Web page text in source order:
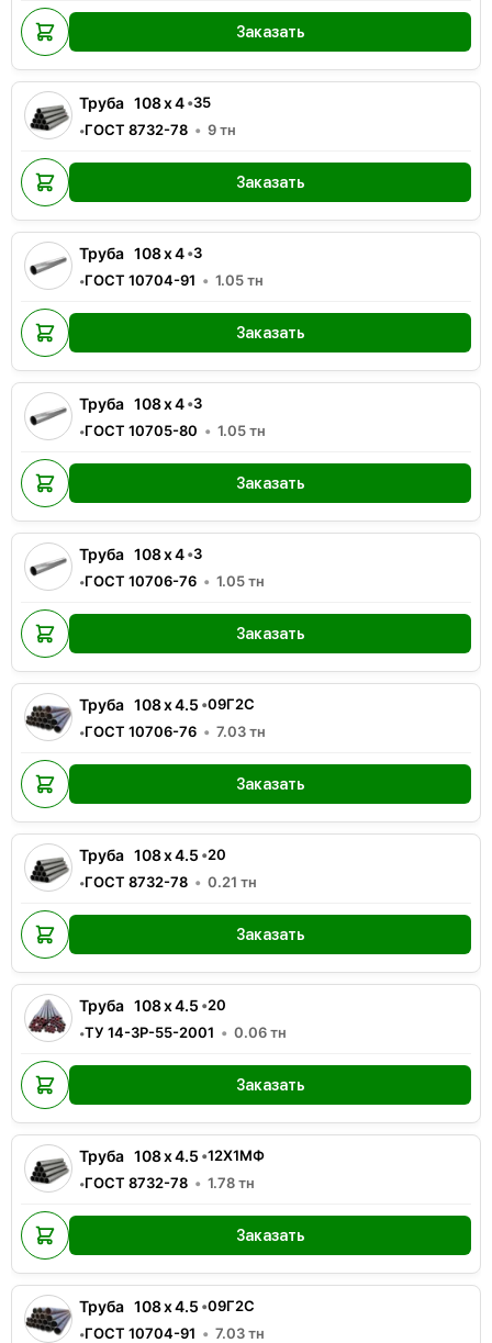
Заказать
Труба 108x4•35
•ГОСТ 8732-78 9тн
Заказать
Труба 108x4•3
•ГОСТ 10704-91 1.05тн
Заказать
Труба 108x4•3
•ГОСТ 10705-80 1.05тн
Заказать
Труба 108x4•3
•ГОСТ 10706-76 1.05тн
Заказать
Труба 108x4.5 •09Г2С
•ГОСТ 10706-76 7.03тн
Заказать
Труба 108x4.5 •20
•ГОСТ 8732-78 0.21 тн
Заказать
Труба 108x4.5 •20
•ТУ 14-3Р-55-2001 0.06тн
Заказать
Труба 108x4.5 •12Х1МФ
•ГОСТ 8732-78 1.78тн
Заказать
Труба 108x4.5 •09Г2С
•ГОСТ 10704-91 7.03тн